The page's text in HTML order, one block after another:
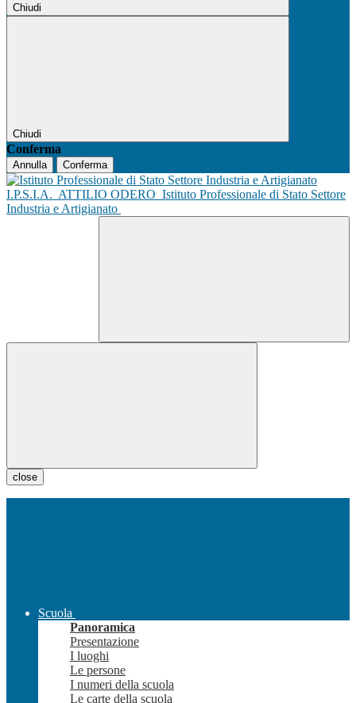
Chiudi
Chiudi
Conferma
Annulla Conferma
I.P.S.I.A. ATTILIO ODERO Istituto Professionale di Stato Settore
Industria e Artigianato
close
Scuola
Panoramica
Presentazione
I luoghi
Le persone
I numeri della scuola
Le carte della scuola